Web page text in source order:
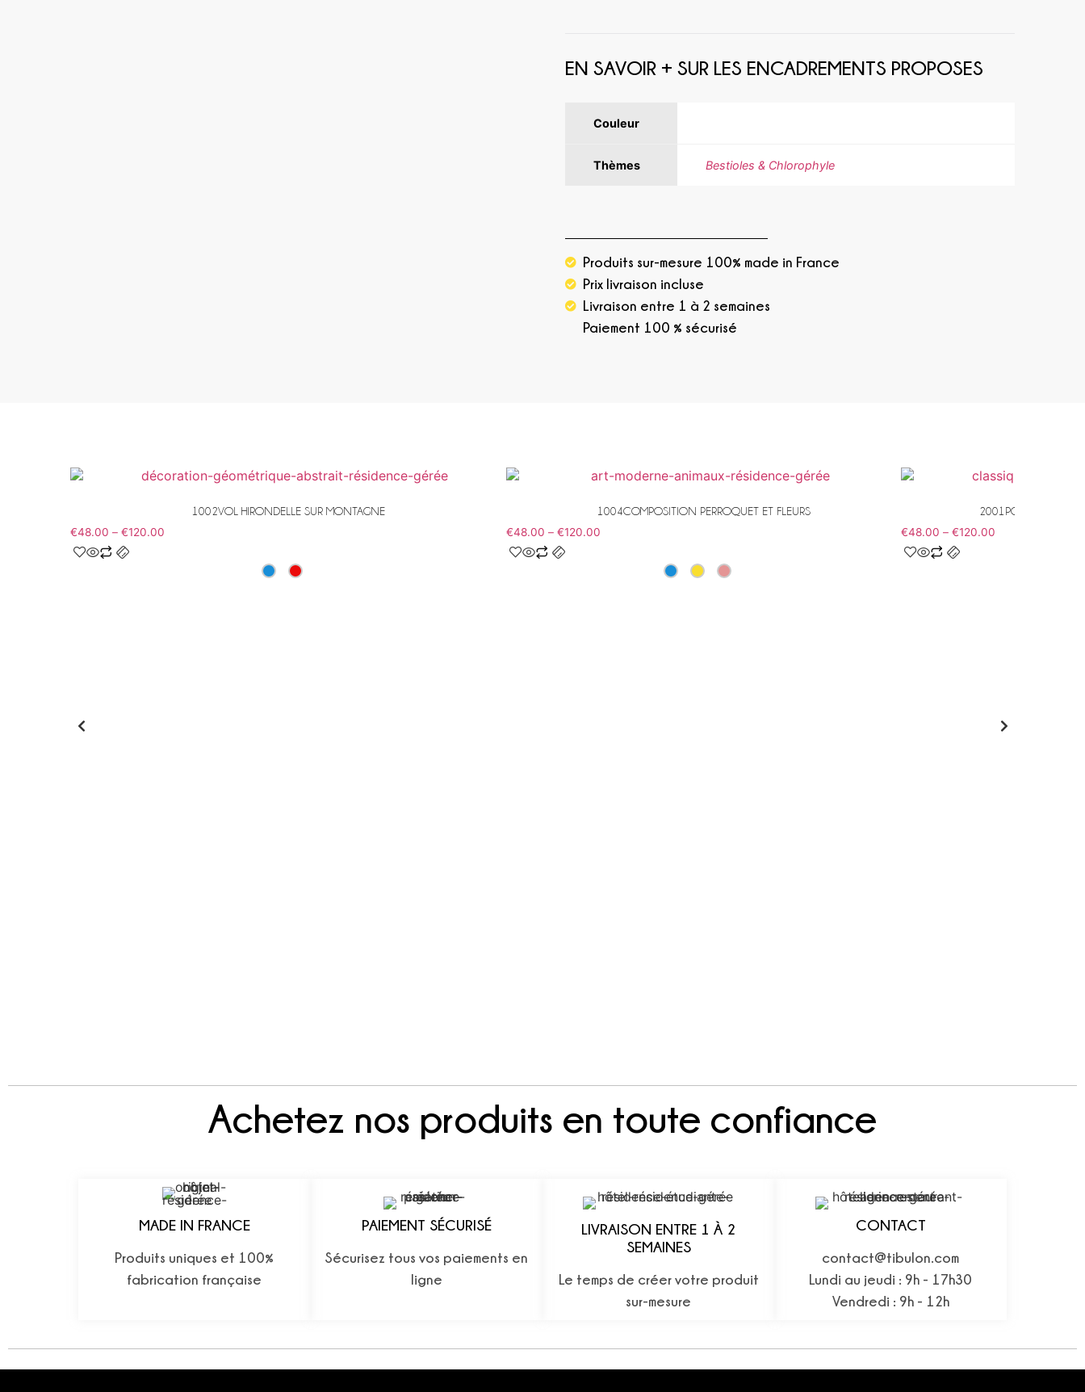
EN SAVOIR + SUR LES ENCADREMENTS PROPOSES
Couleur
Thèmes Bestioles & Chlorophyle
Produits sur-mesure 100% made in France
Prix livraison incluse
Livraison entre 1 à 2 semaines
Paiement 100 % sécurisé
1002VOL HIRONDELLE SUR MONTAGNE
€48.00 – €120.00
1004COMPOSITION PERROQUET ET FLEURS
€48.00 – €120.00
2001PORTRAIT
€48.00 – €120.00
Achetez nos produits en toute confiance
MADE IN FRANCE
Produits uniques et 100%
fabrication française
PAIEMENT SÉCURISÉ
Sécurisez tous vos paiements en
ligne
LIVRAISON ENTRE 1 À 2
SEMAINES
Le temps de créer votre produit
sur-mesure
CONTACT
contact@tibulon.com
Lundi au jeudi : 9h - 17h30
Vendredi : 9h - 12h